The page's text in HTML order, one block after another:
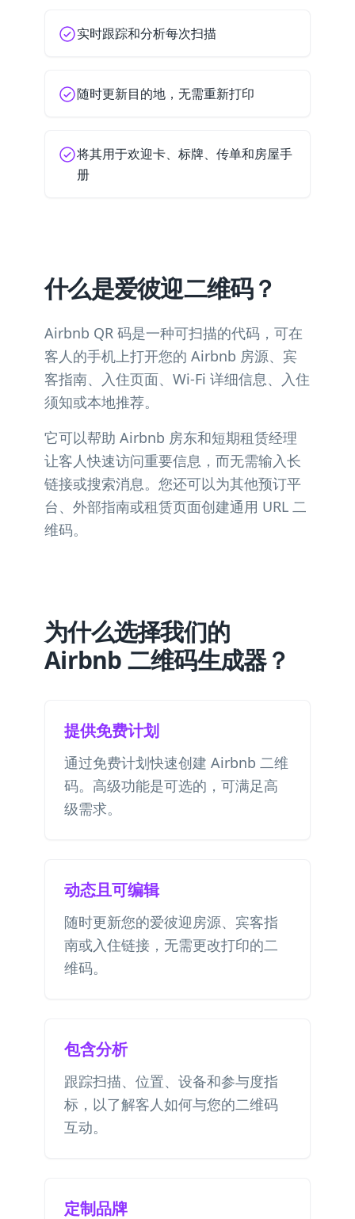
实时跟踪和分析每次扫描
随时更新目的地，无需重新打印
将其用于欢迎卡、标牌、传单和房屋手
册
什么是爱彼迎二维码？
Airbnb QR 码是一种可扫描的代码，可在
客人的手机上打开您的 Airbnb 房源、宾
客指南、入住页面、Wi-Fi 详细信息、入住
须知或本地推荐。
它可以帮助 Airbnb 房东和短期租赁经理
让客人快速访问重要信息，而无需输入长
链接或搜索消息。您还可以为其他预订平
台、外部指南或租赁页面创建通用 URL 二
维码。
为什么选择我们的
Airbnb 二维码生成器？
提供免费计划
通过免费计划快速创建 Airbnb 二维
码。高级功能是可选的，可满足高
级需求。
动态且可编辑
随时更新您的爱彼迎房源、宾客指
南或入住链接，无需更改打印的二
维码。
包含分析
跟踪扫描、位置、设备和参与度指
标，以了解客人如何与您的二维码
互动。
定制品牌